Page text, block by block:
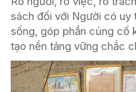
sách đối với Người có uy
sống, góp phần củng cố
tạo nền tảng vững chắc